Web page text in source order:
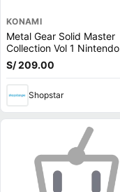
KONAMI
Metal Gear Solid Master
Collection Vol 1 Nintendo
Switch Latam
S/ 209.00
Shopstar